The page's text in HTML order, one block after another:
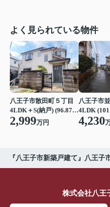
よく見られている物件
八王子市散田町５丁目
4LDK＋S(納戸) (96.87㎡)
2,999万円
八王子市
4LDK
4,230
『八王子市新築戸建て』八王
株式会社八王